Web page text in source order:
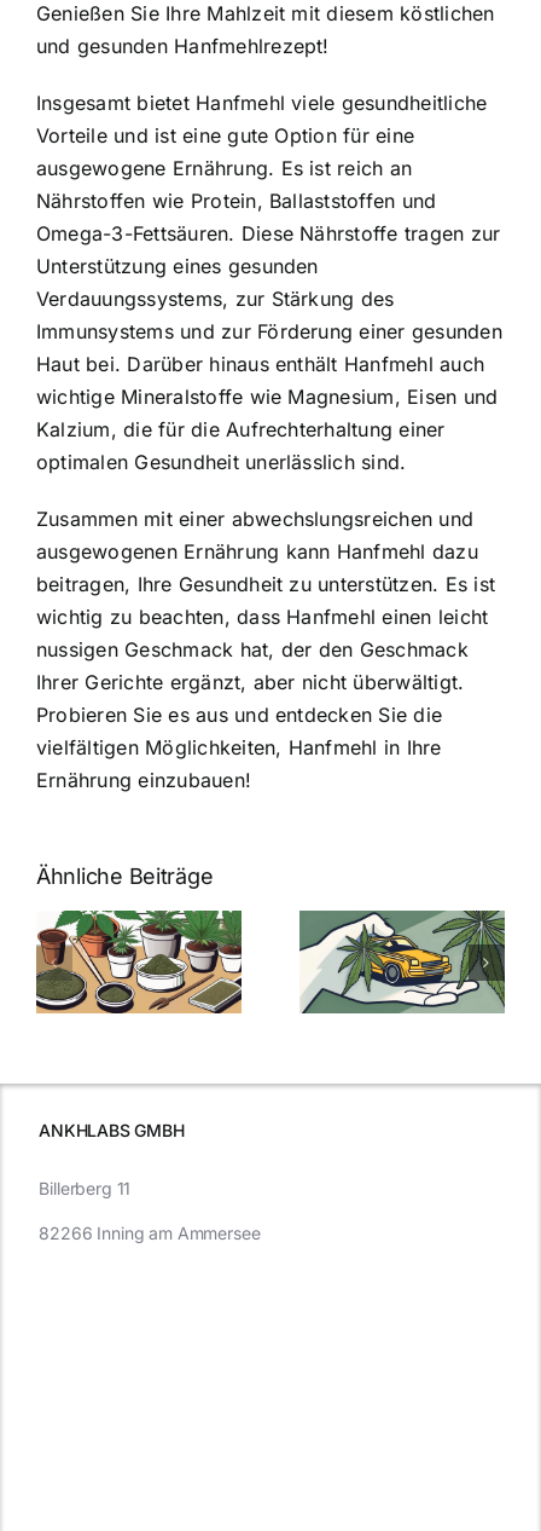
Genießen Sie Ihre Mahlzeit mit diesem köstlichen
und gesunden Hanfmehlrezept!
Insgesamt bietet Hanfmehl viele gesundheitliche
Vorteile und ist eine gute Option für eine
ausgewogene Ernährung. Es ist reich an
Nährstoffen wie Protein, Ballaststoffen und
Omega-3-Fettsäuren. Diese Nährstoffe tragen zur
Unterstützung eines gesunden
Verdauungssystems, zur Stärkung des
Immunsystems und zur Förderung einer gesunden
Haut bei. Darüber hinaus enthält Hanfmehl auch
wichtige Mineralstoffe wie Magnesium, Eisen und
Kalzium, die für die Aufrechterhaltung einer
optimalen Gesundheit unerlässlich sind.
Zusammen mit einer abwechslungsreichen und
ausgewogenen Ernährung kann Hanfmehl dazu
beitragen, Ihre Gesundheit zu unterstützen. Es ist
wichtig zu beachten, dass Hanfmehl einen leicht
nussigen Geschmack hat, der den Geschmack
Ihrer Gerichte ergänzt, aber nicht überwältigt.
Probieren Sie es aus und entdecken Sie die
vielfältigen Möglichkeiten, Hanfmehl in Ihre
Ernährung einzubauen!
Ähnliche Beiträge
Neue THC-
Grenzwert-
Regelung:
Was Sie über
Cannabis und
müssen
Cannabis
Samen
kaufen: Alles
was Sie
ANKHLABS GMBH
Billerberg 11
82266 Inning am Ammersee